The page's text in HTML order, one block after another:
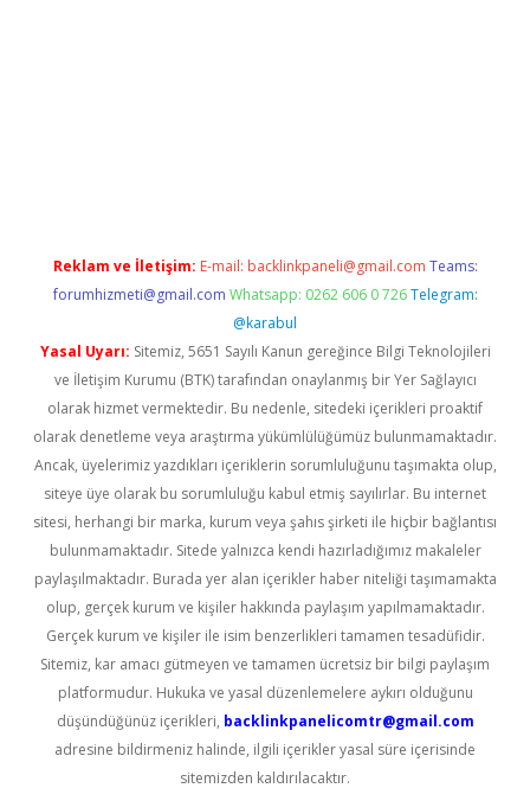
Reklam ve İletişim: E-mail: backlinkpaneli@gmail.com Teams:
forumhizmeti@gmail.com Whatsapp: 0262 606 0 726 Telegram:
@karabul
Yasal Uyarı: Sitemiz, 5651 Sayılı Kanun gereğince Bilgi Teknolojileri
ve İletişim Kurumu (BTK) tarafından onaylanmış bir Yer Sağlayıcı
olarak hizmet vermektedir. Bu nedenle, sitedeki içerikleri proaktif
olarak denetleme veya araştırma yükümlülüğümüz bulunmamaktadır.
Ancak, üyelerimiz yazdıkları içeriklerin sorumluluğunu taşımakta olup,
siteye üye olarak bu sorumluluğu kabul etmiş sayılırlar. Bu internet
sitesi, herhangi bir marka, kurum veya şahıs şirketi ile hiçbir bağlantısı
bulunmamaktadır. Sitede yalnızca kendi hazırladığımız makaleler
paylaşılmaktadır. Burada yer alan içerikler haber niteliği taşımamakta
olup, gerçek kurum ve kişiler hakkında paylaşım yapılmamaktadır.
Gerçek kurum ve kişiler ile isim benzerlikleri tamamen tesadüfidir.
Sitemiz, kar amacı gütmeyen ve tamamen ücretsiz bir bilgi paylaşım
platformudur. Hukuka ve yasal düzenlemelere aykırı olduğunu
düşündüğünüz içerikleri, backlinkpanelicomtr@gmail.com
adresine bildirmeniz halinde, ilgili içerikler yasal süre içerisinde
sitemizden kaldırılacaktır.